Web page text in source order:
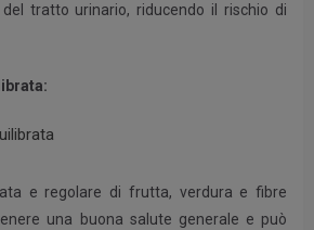
tratto urinario, riducendo il rischio di
e regolare di frutta, verdura e fibre
una buona salute generale e può